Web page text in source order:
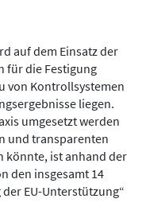
auf dem Einsatz der
für die Festigung
von Kontrollsystemen
liegen.
umgesetzt werden
und transparenten
könnte, ist anhand der
den insgesamt 14
EU-Unterstützung“